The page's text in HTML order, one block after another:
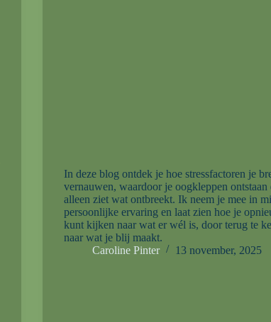
In deze blog ontdek je hoe stressfactoren je
vernauwen, waardoor je oogkleppen ontstaan
alleen ziet wat ontbreekt. Ik neem je mee in
persoonlijke ervaring en laat zien hoe je
kunt kijken naar wat er wél is, door terug te
naar wat je blij maakt.
Caroline Pinter
13 november, 2025